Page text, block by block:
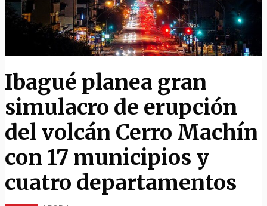
Ibagué planea gran
simulacro de erupción
del volcán Cerro Machín
con 17 municipios y
cuatro departamentos